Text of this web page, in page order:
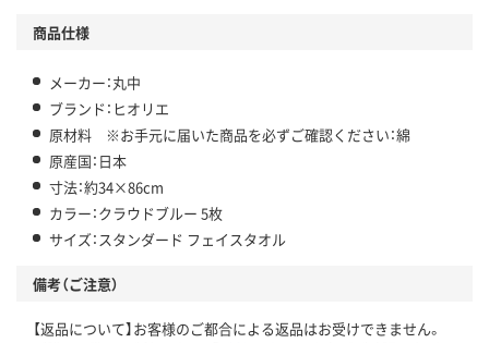
商品仕様
メーカー：丸中
ブランド：ヒオリエ
原材料 ※お手元に届いた商品を必ずご確認ください：綿
原産国：日本
寸法：約34×86cm
カラー：クラウドブルー 5枚
サイズ：スタンダード フェイスタオル
備考（ご注意）
【返品について】お客様のご都合による返品はお受けできません。